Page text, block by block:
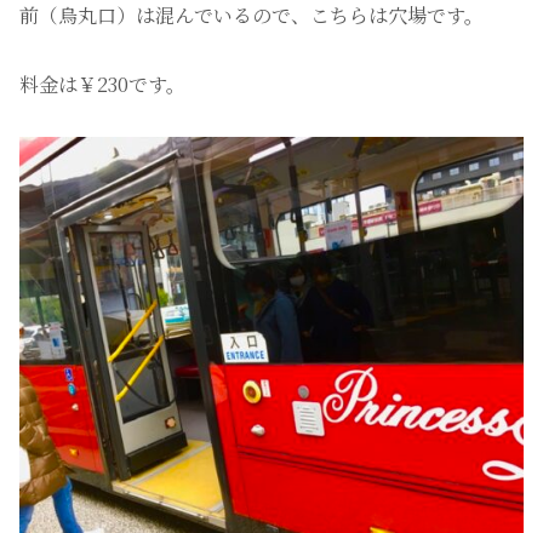
前（烏丸口）は混んでいるので、こちらは穴場です。
料金は￥230です。